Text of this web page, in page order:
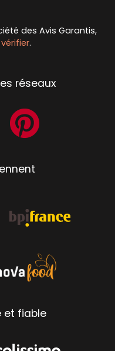
des Avis Garantis,
.
réseaux
et fiable